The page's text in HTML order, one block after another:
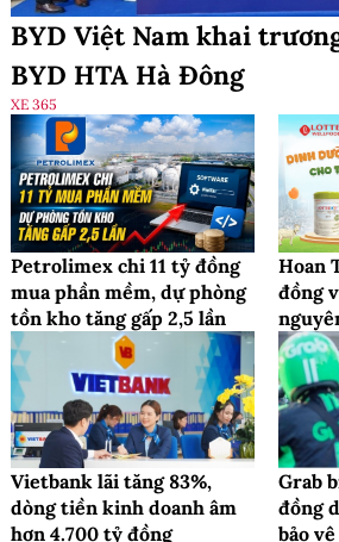
BYD Việt Nam khai
BYD HTA Hà Đông
XE 365
Petrolimex chi 11 tỷ đồng
mua phần mềm, dự phòng
tồn kho tăng gấp 2,5 lần
Hoan
đồng
Vietbank lãi tăng 83%,
dòng tiền kinh doanh âm
hơn 4.700 tỷ đồng
Grab
đồng
bảo